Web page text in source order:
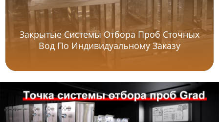
Закрытые Системы Отбора Проб Сточных
Вод По Индивидуальному Заказу